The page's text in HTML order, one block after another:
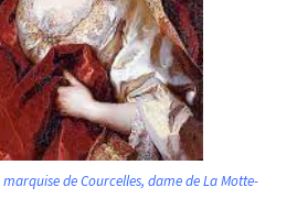
de Courcelles, dame de La Motte-